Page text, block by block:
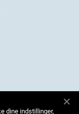
dine indstillinger,